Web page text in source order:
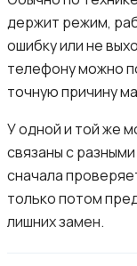
держит режим,
ошибку или не
телефону можно
точную причину
У одной и той же
связаны с
сначала
только потом
лишних замен.